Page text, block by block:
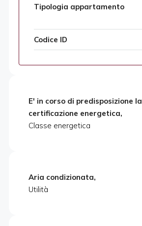
Tipologia appartamento
Codice ID
E' in corso di predisposizione la
certificazione energetica,
Classe energetica
Aria condizionata,
Utilità